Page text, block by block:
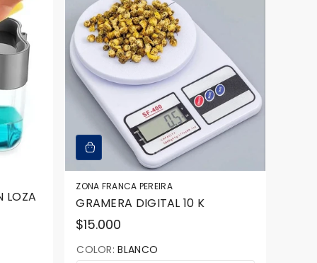
LOZA
ZONA FRANCA PEREIRA
GRAMERA DIGITAL 10 K
Precio
regular
$15.000
COLOR:BLANCO